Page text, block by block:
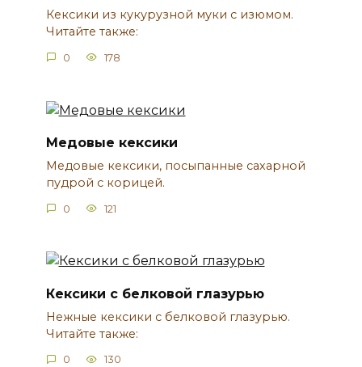
Кексики из кукурузной муки с изюмом.
Читайте также:
0 178
Медовые кексики
Медовые кексики, посыпанные сахарной
пудрой с корицей.
0 121
Кексики с белковой глазурью
Нежные кексики с белковой глазурью.
Читайте также:
0 130